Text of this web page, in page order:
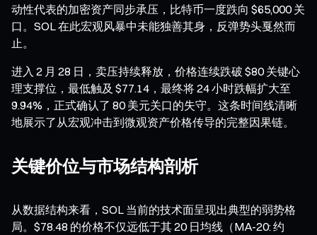
动性代表的加密资产同步承压，比特币一度跌向 $65,000 关
口。SOL 在此宏观风暴中未能独善其身，反弹势头戛然而
止。
进入 2 月 28 日，卖压持续释放，价格连续跌破 $80 关键心
理支撑位，最低触及 $77.14，最终将 24 小时跌幅扩大至
9.94%，正式确认了 80 美元关口的失守。这条时间线清晰
地展示了从宏观冲击到微观资产价格传导的完整因果链。
关键价位与市场结构剖析
从数据结构来看，SOL 当前的技术面呈现出典型的弱势格
局。$78.48 的价格不仅远低于其 20 日均线（MA-20: 约